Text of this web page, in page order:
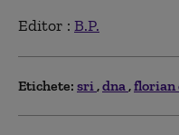
Editor : B.P.
Etichete: sri dna florian